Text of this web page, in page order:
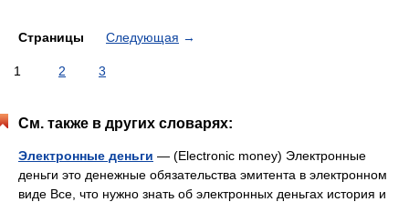
Страницы Следующая →
1 2 3
См. также в других словарях:
Электронные деньги — (Electronic money) Электронные
деньги это денежные обязательства эмитента в электронном
виде Все, что нужно знать об электронных деньгах история и